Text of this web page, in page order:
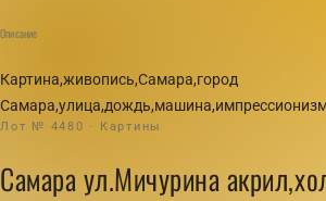
Описание
Картина,живопись,Самара,город
Лот № 4480 · Картины
Самара ул.Мичурина